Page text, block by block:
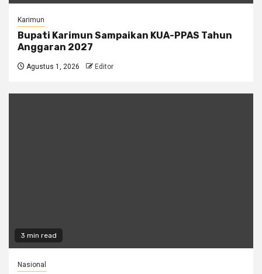
Karimun
Bupati Karimun Sampaikan KUA-PPAS Tahun
Anggaran 2027
Agustus 1, 2026 Editor
3 min read
Nasional